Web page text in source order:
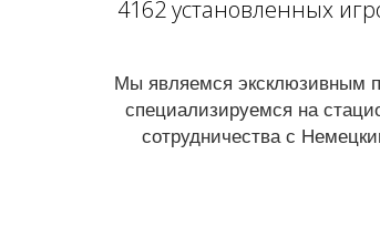
4162 установленных
Мы являемся эксклюзивным
специализируемся на
сотрудничества с